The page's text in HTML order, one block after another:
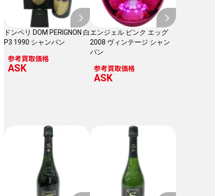
ドンペリ DOM PERIGNON 白
P3 1990 シャンパン
参考買取価格
ASK
エンジェル ピンク エッグ
2008 ヴィンテージ シャン
パン
参考買取価格
ASK